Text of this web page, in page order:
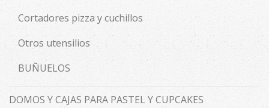
Cortadores pizza y cuchillos
Otros utensilios
BUÑUELOS
DOMOS Y CAJAS PARA PASTEL Y CUPCAKES